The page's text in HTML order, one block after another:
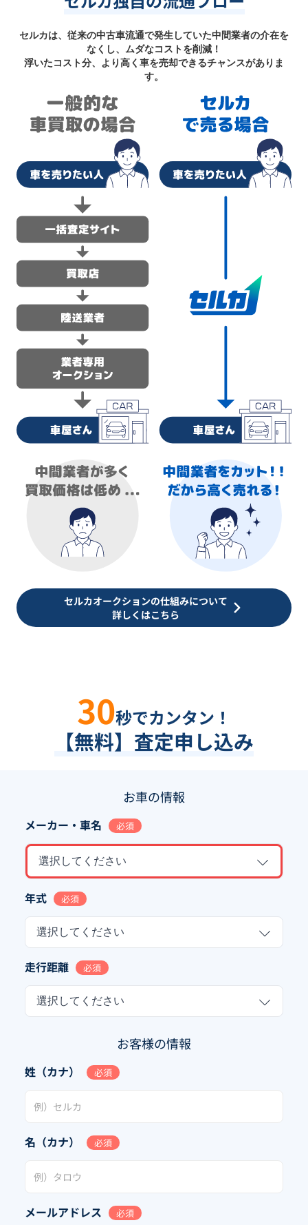
セルカは、従来の中古車流通で発生していた中間業者の介在を
なくし、ムダなコストを削減！
浮いたコスト分、より高く車を売却できるチャンスがありま
す。
セルカオークションの仕組みについて
詳しくはこちら
30秒でカンタン！
【無料】査定申し込み
お車の情報
メーカー・車名 必須
選択してください
年式 必須
選択してください
走行距離 必須
選択してください
お客様の情報
姓（カナ） 必須
名（カナ） 必須
メールアドレス 必須